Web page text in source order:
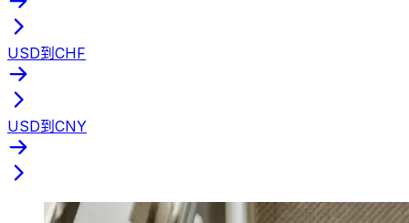
USD到CHF
USD到CNY